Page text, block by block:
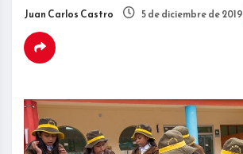
Juan Carlos Castro 5 de diciembre de 2019